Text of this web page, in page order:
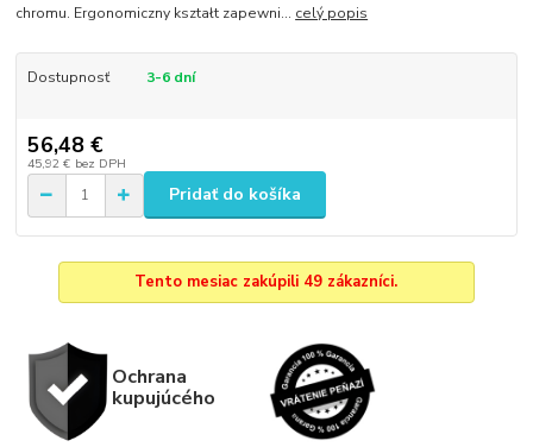
chromu. Ergonomiczny kształt zapewni... celý popis
Dostupnosť 3-6 dní
56,48 €
45,92 € bez DPH
Pridať do košíka
Tento mesiac zakúpili 49 zákazníci.
Ochrana
kupujúcého